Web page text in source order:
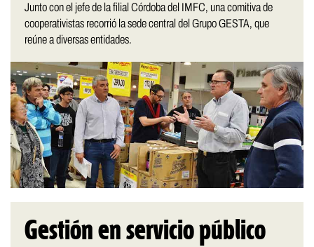
Junto con el jefe de la filial Córdoba del IMFC, una comitiva de
cooperativistas recorrió la sede central del Grupo GESTA, que
reúne a diversas entidades.
Gestión en servicio público